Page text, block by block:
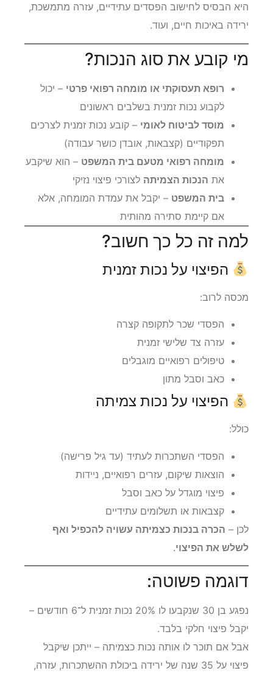
היא הבסיס לחישוב הפסדים עתידיים, עזרה מתמשכת,
ירידה באיכות חיים, ועוד.
מי קובע את סוג הנכות?
רופא תעסוקתי או מומחה רפואי פרטי – יכול
לקבוע נכות זמנית בשלבים ראשונים
מוסד לביטוח לאומי – קובע נכות זמנית לצרכים
תפקודיים (קצבאות, אובדן כושר עבודה)
מומחה רפואי מטעם בית המשפט – הוא שיקבע
את הנכות הצמיתה לצורכי פיצוי נזיקי
בית המשפט – יקבל את עמדת המומחה, אלא
אם קיימת סתירה מהותית
למה זה כל כך חשוב?
הפיצוי על נכות זמנית
מכסה לרוב:
הפסדי שכר לתקופה קצרה
עזרה צד שלישי זמנית
טיפולים רפואיים מוגבלים
כאב וסבל מתון
הפיצוי על נכות צמיתה
כולל:
הפסדי השתכרות לעתיד (עד גיל פרישה)
הוצאות שיקום, עזרים רפואיים, ניידות
פיצוי מוגדל על כאב וסבל
קצבאות או תשלומים עתידיים
לכן – הכרה בנכות כצמיתה עשויה להכפיל ואף
לשלש את הפיצוי.
דוגמה פשוטה:
נפגע בן 30 שנקבעו לו 20% נכות זמנית ל־6 חודשים –
יקבל פיצוי חלקי בלבד.
אבל אם תוכר לו אותה נכות כצמיתה – ייתכן שיקבל
פיצוי על 35 שנה של ירידה ביכולת ההשתכרות, עזרה,